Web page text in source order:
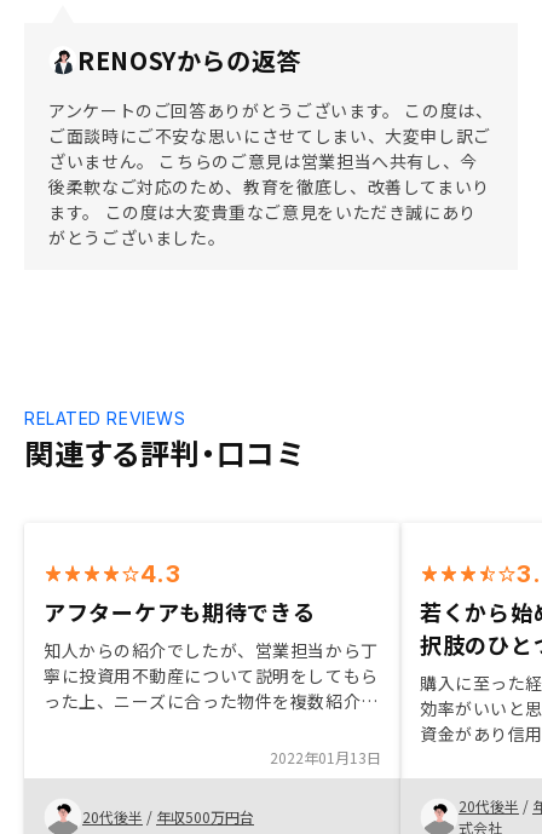
RENOSYからの返答
アンケートのご回答ありがとうございます。 この度は、
ご面談時にご不安な思いにさせてしまい、大変申し訳ご
ざいません。 こちらのご意見は営業担当へ共有し、今
後柔軟なご対応のため、教育を徹底し、改善してまいり
ます。 この度は大変貴重なご意見をいただき誠にあり
がとうございました。
関連する評判・口コミ
RELATED REVIEWS
4.3
アフターケアも期待できる
知人からの紹介でしたが、営業担当から丁
寧に投資用不動産について説明をしてもら
った上、ニーズに合った物件を複数紹介し
るアプリがとても使いやすそうで、アフタ
ーケアも期待できるのではないか。直接の
私の営業担当ではないですが、喫茶店での
面談時に同席いただいた別のスタッフが資
2022年01月13日
20代後半 / 年収500万円台
若くから始
択肢のひと
購入に至った
効率がいいと
資金があり信
会を有効活用
一つです．他
20代後半 /
式会社